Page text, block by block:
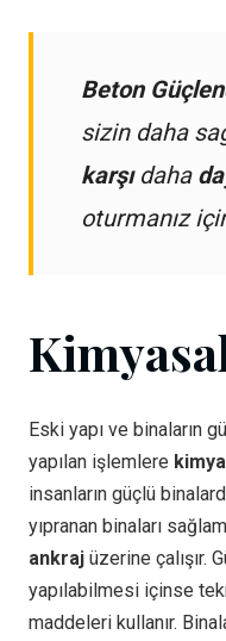
Beton
sizin daha
karşıdaha
oturmanız
Eski yapı ve binaların
yapılan işlemlere
insanların güçlü
yıpranan binaları
ankraj üzerine çalışır.
yapılabilmesi içinse
maddeleri kullanır.